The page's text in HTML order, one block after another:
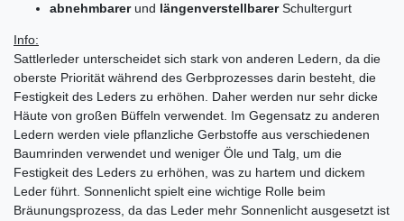
abnehmbarerund längenverstellbarerSchultergurt
Info:
Sattlerleder unterscheidet sich stark von anderen Ledern, da die
oberste Priorität während des Gerbprozesses darin besteht, die
Festigkeit des Leders zu erhöhen. Daher werden nur sehr dicke
Häute von großen Büffeln verwendet. Im Gegensatz zu anderen
Ledern werden viele pflanzliche Gerbstoffe aus verschiedenen
Baumrinden verwendet und weniger Öle und Talg, um die
Festigkeit des Leders zu erhöhen, was zu hartem und dickem
Leder führt. Sonnenlicht spielt eine wichtige Rolle beim
Bräunungsprozess, da das Leder mehr Sonnenlicht ausgesetzt ist